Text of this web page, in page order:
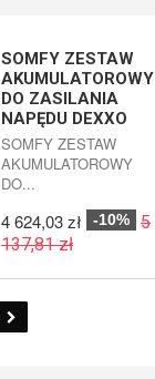
SOMFY ZESTAW
AKUMULATOROWY
DO ZASILANIA
NAPĘDU DEXXO
SOMFY ZESTAW
AKUMULATOROWY
DO...
4 624,03 zł -10%
5
137,81 zł